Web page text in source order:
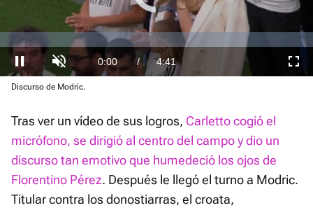
Player
is
loading.
Pausa Unmute Current
0:00 / Duration
4:41
:
0.00%
Discurso de Modric.
Tras ver un vídeo de sus logros, Carletto cogió el
micrófono, se dirigió al centro del campo y dio un
discurso tan emotivo que humedeció los ojos de
Florentino Pérez. Después le llegó el turno a Modric.
Titular contra los donostiarras, el croata,